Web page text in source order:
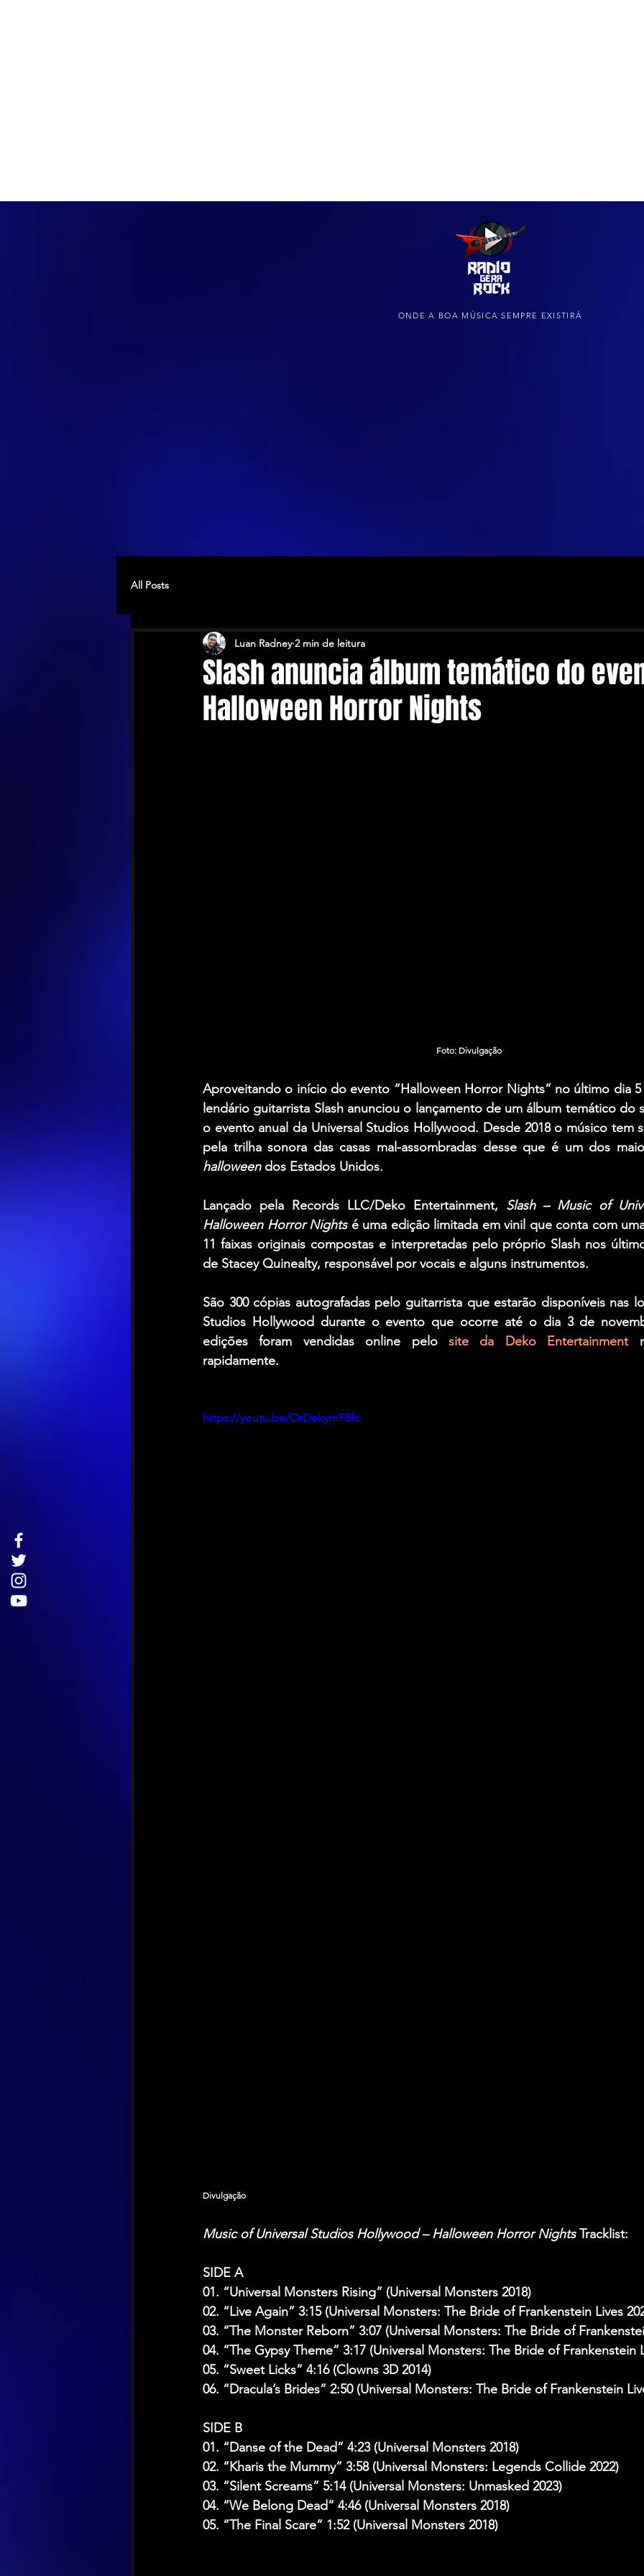
ONDE A BOA MÚSICA SEMPRE EXISTIRÁ
All Posts
Slash anuncia álbum temático do
Halloween Horror Nights
Luan Radney 2 min de leitura
Foto: Divulgação
Aproveitando o início do evento “Halloween Horror Nights” no último dia
lendário guitarrista Slash anunciou o lançamento de um álbum temático do
o evento anual da Universal Studios Hollywood. Desde 2018 o músico tem
halloween dos Estados Unidos.
Lançado pela Records LLC/Deko Entertainment, Slash – Music of
Halloween Horror Nights é uma edição limitada em vinil que conta com
11 faixas originais compostas e interpretadas pelo próprio Slash nos
de Stacey Quinealty, responsável por vocais e alguns instrumentos.
São 300 cópias autografadas pelo guitarrista que estarão disponíveis nas
Studios Hollywood durante o evento que ocorre até o dia 3 de
edições foram vendidas online pelo site da Deko Entertainment
rapidamente.
https://youtu.be/OrDekymF8fc
Divulgação
Music of Universal Studios Hollywood – Halloween Horror Nights Tracklist:
SIDE A
01. “Universal Monsters Rising” (Universal Monsters 2018)
02. “Live Again” 3:15 (Universal Monsters: The Bride of Frankenstein Lives
03. “The Monster Reborn” 3:07 (Universal Monsters: The Bride of
04. “The Gypsy Theme” 3:17 (Universal Monsters: The Bride of Frankenstein
05. “Sweet Licks” 4:16 (Clowns 3D 2014)
06. “Dracula’s Brides” 2:50 (Universal Monsters: The Bride of Frankenstein
SIDE B
01. “Danse of the Dead” 4:23 (Universal Monsters 2018)
02. “Kharis the Mummy” 3:58 (Universal Monsters: Legends Collide 2022)
03. “Silent Screams” 5:14 (Universal Monsters: Unmasked 2023)
04. “We Belong Dead” 4:46 (Universal Monsters 2018)
05. “The Final Scare” 1:52 (Universal Monsters 2018)